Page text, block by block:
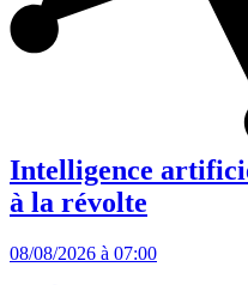
Intelligence
à la révolte
08/08/2026 à 07:00